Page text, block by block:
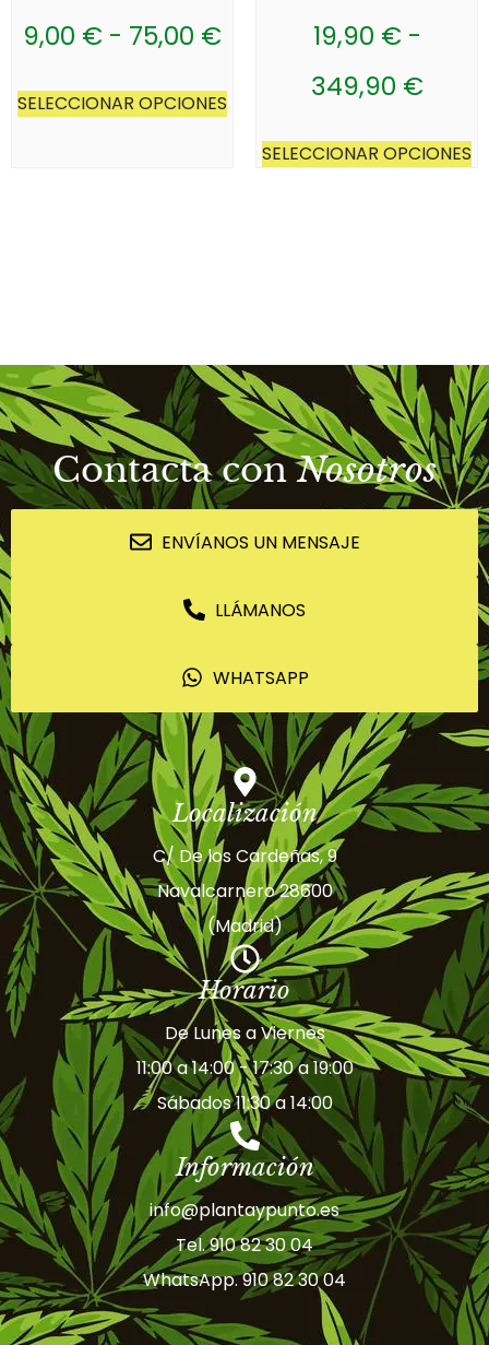
9,00 € - 75,00 €
SELECCIONAR OPCIONES
19,90 € -
349,90 €
SELECCIONAR OPCIONES
Contacta conNosotros
ENVÍANOS UN MENSAJE
LLÁMANOS
WHATSAPP
Localización
C/ De los Cardeñas, 9
Navalcarnero 28600
(Madrid)
Horario
De Lunes a Viernes
11:00 a 14:00 - 17:30 a 19:00
Sábados 11:30 a 14:00
Información
info@plantaypunto.es
Tel. 910 82 30 04
WhatsApp. 910 82 30 04